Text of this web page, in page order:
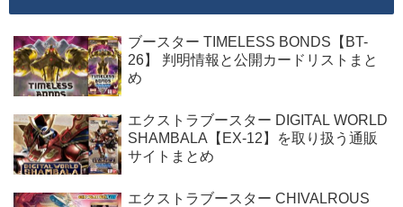
ブースター TIMELESS BONDS【BT-
26】 判明情報と公開カードリストまと
め
エクストラブースター DIGITAL WORLD
SHAMBALA【EX-12】を取り扱う通販
サイトまとめ
エクストラブースター CHIVALROUS